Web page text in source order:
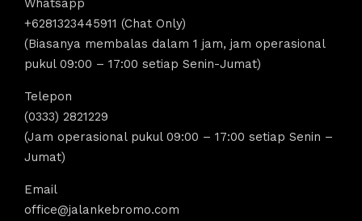
+6281323445911 (Chat Only)
(Biasanya membalas dalam 1 jam, jam operasional
pukul 09:00 – 17:00 setiap Senin-Jumat)
Telepon
(0333) 2821229
(Jam operasional pukul 09:00 – 17:00 setiap Senin –
Jumat)
Email
office@jalankebromo.com